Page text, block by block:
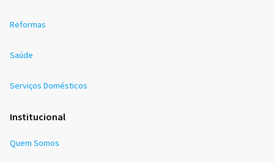
Reformas
Saúde
Serviços Domésticos
Institucional
Quem Somos